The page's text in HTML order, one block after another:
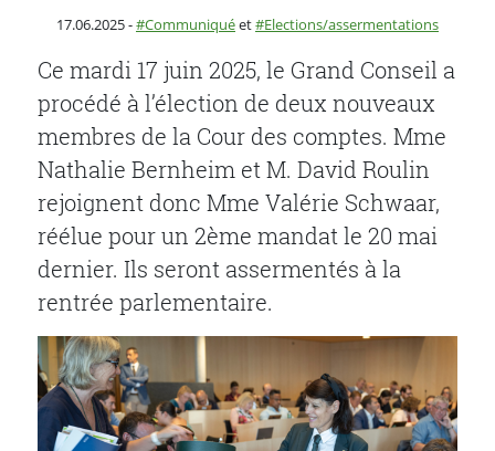
Publié le
17.06.2025-Catégorie :
Communiquéet Elections/assermentations
Ce mardi 17 juin 2025, le Grand Conseil a
procédé à l’élection de deux nouveaux
membres de la Cour des comptes. Mme
Nathalie Bernheim et M. David Roulin
rejoignent donc Mme Valérie Schwaar,
réélue pour un 2ème mandat le 20 mai
dernier. Ils seront assermentés à la
rentrée parlementaire.